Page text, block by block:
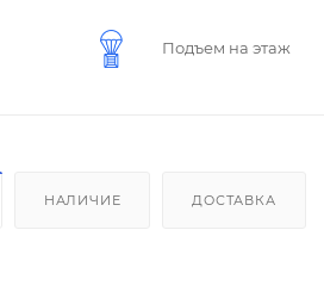
Подъем на этаж
НАЛИЧИЕ ДОСТАВКА